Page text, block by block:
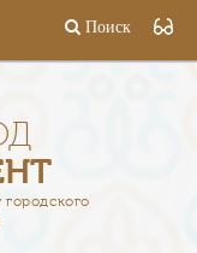
Поиск